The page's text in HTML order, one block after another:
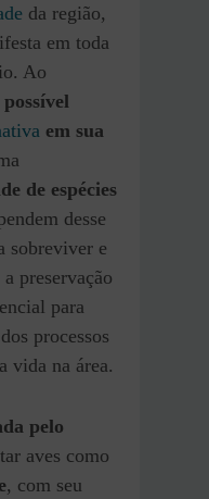
da região,
em toda
Ao
possível
em sua
de espécies
desse
sobreviver e
preservação
para
processos
vida na área.
pelo
aves como
, com seu